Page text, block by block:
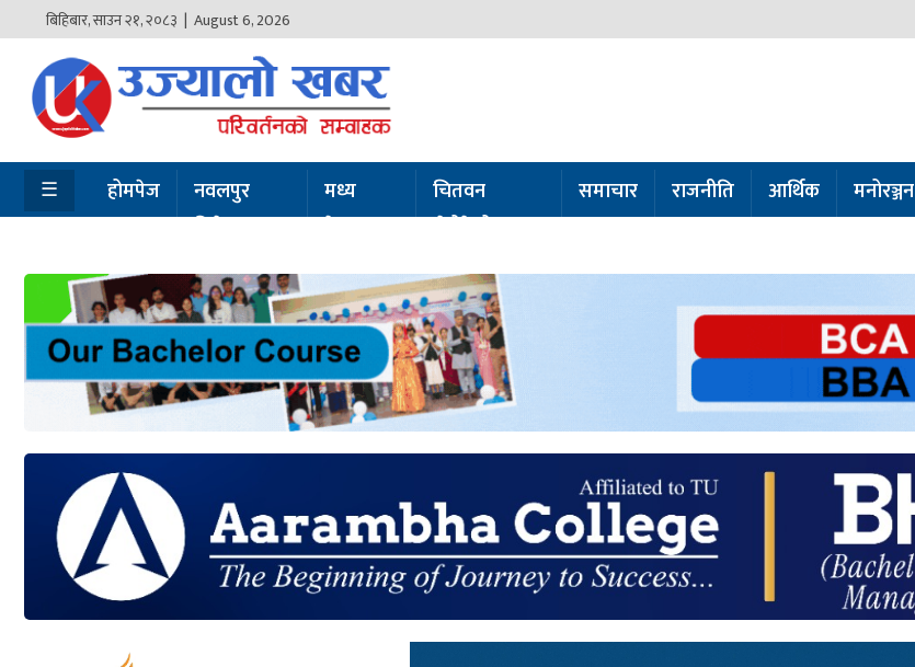
बिहिबार,साउन२१,२०८३ | August 6, 2026
होमपेज
नवलपुर
विशेष
चितवन
सेरोफेरो
राजनीति
आर्थिक
मनोरञ्जन
☰ होमपेज
नवलपुर
विशेष
मध्य
नेपाल
चितवन
सेरोफेरो
समाचार राजनीति आर्थिक मनोरञ्जन